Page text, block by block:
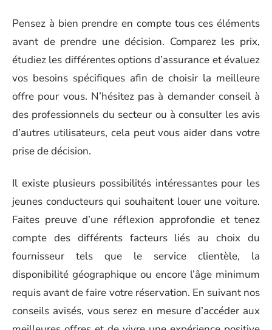
Pensez à bien prendre en compte tous ces éléments
avant de prendre une décision. Comparez les prix,
étudiez les différentes options d’assurance et évaluez
vos besoins spécifiques afin de choisir la meilleure
offre pour vous. N’hésitez pas à demander conseil à
des professionnels du secteur ou à consulter les avis
d’autres utilisateurs, cela peut vous aider dans votre
prise de décision.
Il existe plusieurs possibilités intéressantes pour les
jeunes conducteurs qui souhaitent louer une voiture.
Faites preuve d’une réflexion approfondie et tenez
compte des différents facteurs liés au choix du
fournisseur tels que le service clientèle, la
disponibilité géographique ou encore l’âge minimum
requis avant de faire votre réservation. En suivant nos
conseils avisés, vous serez en mesure d’accéder aux